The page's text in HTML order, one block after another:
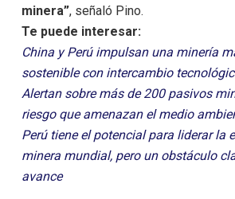
minera”, señaló Pino.
Te puede interesar:
China y Perú impulsan una minería
sostenible con intercambio
Alertan sobre más de 200 pasivos
riesgo que amenazan el medio
Perú tiene el potencial para liderar la
minera mundial, pero un obstáculo
avance